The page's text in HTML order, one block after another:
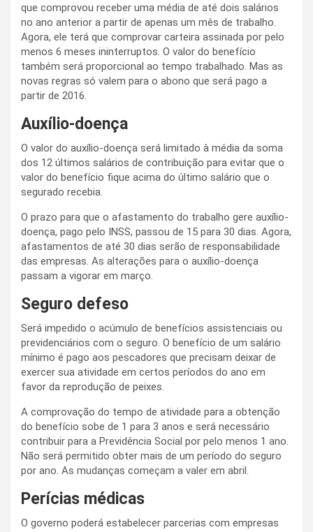
que comprovou receber uma média de até dois salários
no ano anterior a partir de apenas um mês de trabalho.
Agora, ele terá que comprovar carteira assinada por pelo
menos 6 meses ininterruptos. O valor do benefício
também será proporcional ao tempo trabalhado. Mas as
novas regras só valem para o abono que será pago a
partir de 2016.
Auxílio-doença
O valor do auxílio-doença será limitado à média da soma
dos 12 últimos salários de contribuição para evitar que o
valor do benefício fique acima do último salário que o
segurado recebia.
O prazo para que o afastamento do trabalho gere auxílio-
doença, pago pelo INSS, passou de 15 para 30 dias. Agora,
afastamentos de até 30 dias serão de responsabilidade
das empresas. As alterações para o auxílio-doença
passam a vigorar em março.
Seguro defeso
Será impedido o acúmulo de benefícios assistenciais ou
previdenciários com o seguro. O benefício de um salário
mínimo é pago aos pescadores que precisam deixar de
exercer sua atividade em certos períodos do ano em
favor da reprodução de peixes.
A comprovação do tempo de atividade para a obtenção
do benefício sobe de 1 para 3 anos e será necessário
contribuir para a Previdência Social por pelo menos 1 ano.
Não será permitido obter mais de um período do seguro
por ano. As mudanças começam a valer em abril.
Perícias médicas
O governo poderá estabelecer parcerias com empresas